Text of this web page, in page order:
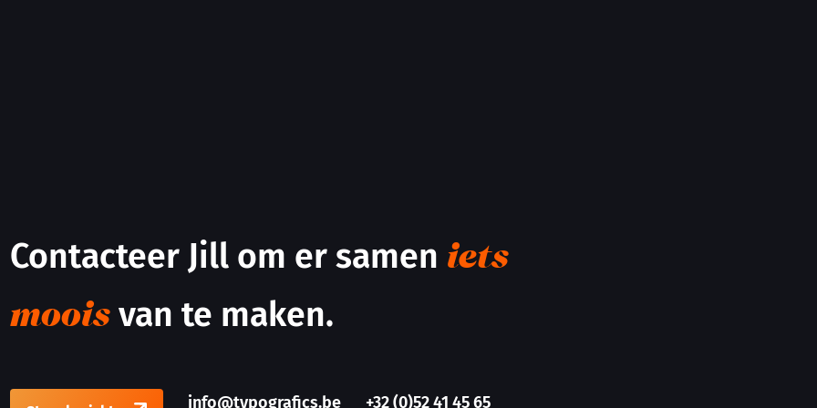
Contacteer Jill om er samen iets
mooisvan te maken.
info@typografics.be +32 (0)52 41 45 65